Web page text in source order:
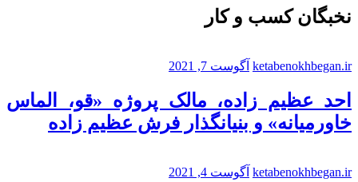
نخبگان کسب و کار
ketabenokhbegan.ir آگوست 7, 2021
احد عظیم زاده، مالک پروژه «قو، الماس
خاورمیانه» و بنیانگذار فرش عظیم زاده
ketabenokhbegan.ir آگوست 4, 2021